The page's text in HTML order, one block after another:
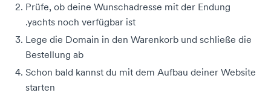
Prüfe, ob deine Wunschadresse mit der Endung
.yachts noch verfügbar ist
Lege die Domain in den Warenkorb und schließe die
Bestellung ab
Schon bald kannst du mit dem Aufbau deiner Website
starten